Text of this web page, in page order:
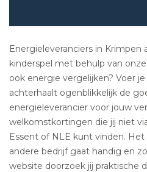
Energieleveranciers in Krimpen
kinderspel met behulp van
ook energie vergelijken? Voer
achterhaalt ogenblikkelijk de
energieleverancier voor jouw
welkomstkortingen die jij niet
Essent of NLE kunt vinden.
andere bedrijf gaat handig en
website doorzoek jij praktische